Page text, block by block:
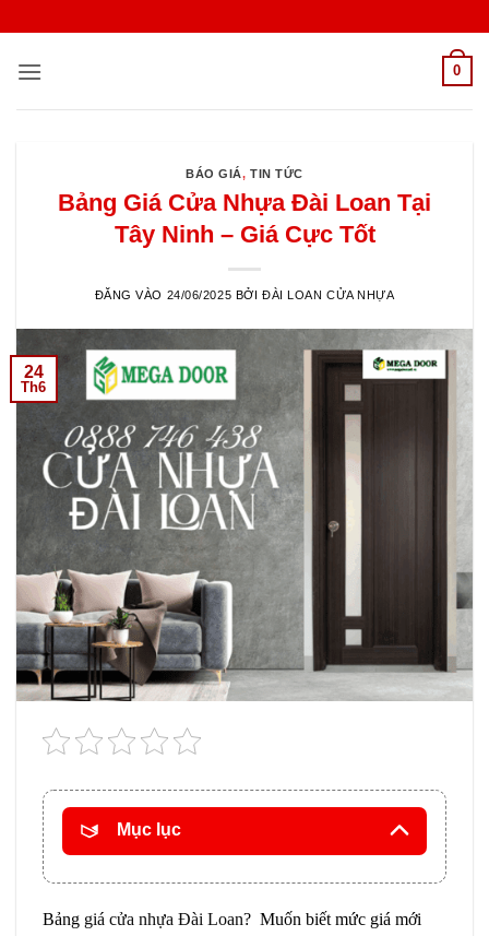
nội
0
BÁO GIÁ,TIN TỨC
Bảng Giá Cửa Nhựa Đài Loan Tại
Tây Ninh – Giá Cực Tốt
ĐĂNG VÀO 24/06/2025 BỞI ĐÀI LOAN CỬA NHỰA
24
Th6
Mục lục
Bảng giá cửa nhựa Đài Loan? Muốn biết mức giá mới